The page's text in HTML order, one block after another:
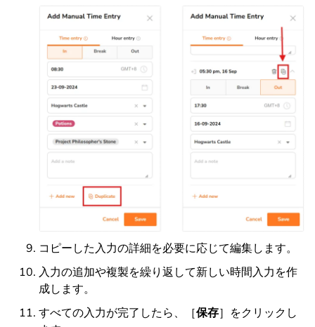
コピーした入力の詳細を必要に応じて編集します。
入力の追加や複製を繰り返して新しい時間入力を作
成します。
すべての入力が完了したら、［保存］をクリックし